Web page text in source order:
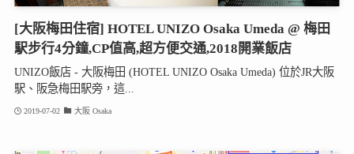
[大阪梅田住宿] HOTEL UNIZO Osaka Umeda @ 梅田
駅步行4分鐘,CP值高,超方便交通,2018開業飯店
UNIZO飯店 - 大阪梅田 (HOTEL UNIZO Osaka Umeda) 位於JR大阪
駅、阪急梅田駅旁，這...
2019-07-02 大阪 Osaka